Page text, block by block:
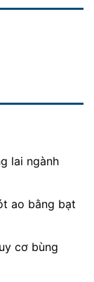
lai ngành
ao bằng bạt
cơ bùng